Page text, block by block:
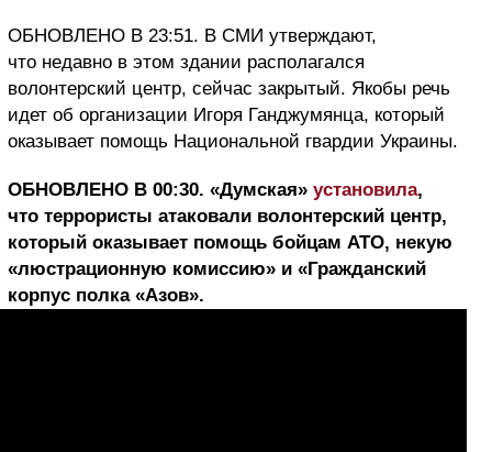
ОБНОВЛЕНО В 23:51. В СМИ утверждают,
что недавно в этом здании располагался
волонтерский центр, сейчас закрытый. Якобы речь
идет об организации Игоря Ганджумянца, который
оказывает помощь Национальной гвардии Украины.
ОБНОВЛЕНО В 00:30. «Думская» установила,
что террористы атаковали волонтерский центр,
который оказывает помощь бойцам АТО, некую
«люстрационную комиссию» и «Гражданский
корпус полка «Азов».